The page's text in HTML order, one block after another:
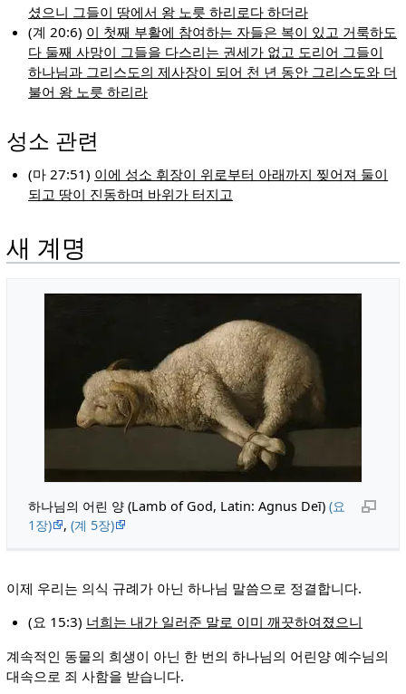
셨으니 그들이 땅에서 왕 노릇 하리로다 하더라
(계 20:6) 이 첫째 부활에 참여하는 자들은 복이 있고 거룩하도
다 둘째 사망이 그들을 다스리는 권세가 없고 도리어 그들이
하나님과 그리스도의 제사장이 되어 천 년 동안 그리스도와 더
불어 왕 노릇 하리라
성소 관련
(마 27:51) 이에 성소 휘장이 위로부터 아래까지 찢어져 둘이
되고 땅이 진동하며 바위가 터지고
새 계명
하나님의 어린 양 (Lamb of God, Latin: Agnus Deī) (요
1장)
, (계 5장)
이제 우리는 의식 규례가 아닌 하나님 말씀으로 정결합니다.
(요 15:3) 너희는 내가 일러준 말로 이미 깨끗하여졌으니
계속적인 동물의 희생이 아닌 한 번의 하나님의 어린양 예수님의
대속으로 죄 사함을 받습니다.